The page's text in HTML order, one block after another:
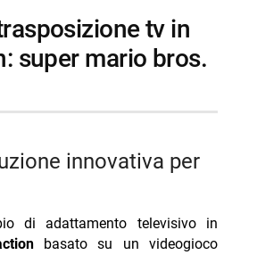
Fallout: Lisa Joy
Jonathan Nolan (produttore) Titoli
in fase di sviluppo promettono
nel settore delle trasposizioni
risposta
8 agosto 2026 prima serata
super mario bros.
di adattamento televisivo in
basato su un videogioco